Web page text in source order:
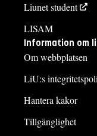
Liunet student
LISAM
Information om
Om webbplatsen
LiU:s
Hantera kakor
Tillgänglighet